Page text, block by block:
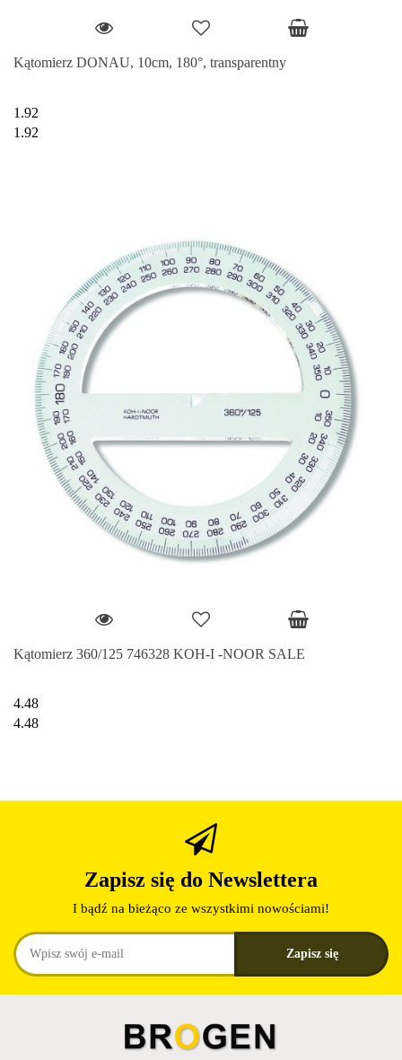
Kątomierz DONAU, 10cm, 180°, transparentny
1.92
1.92
Kątomierz 360/125 746328 KOH-I -NOOR SALE
4.48
4.48
Zapisz się do Newslettera
I bądź na bieżąco ze wszystkimi nowościami!